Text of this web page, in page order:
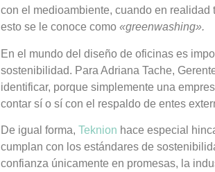
con el medioambiente, cuando en
esto se le conoce como «greenwashing».
En el mundo del diseño de oficinas es
sostenibilidad. Para Adriana Tache,
identificar, porque simplemente una
contar sí o sí con el respaldo de entes
De igual forma, Teknion hace especial
cumplan con los estándares de
confianza únicamente en promesas, la